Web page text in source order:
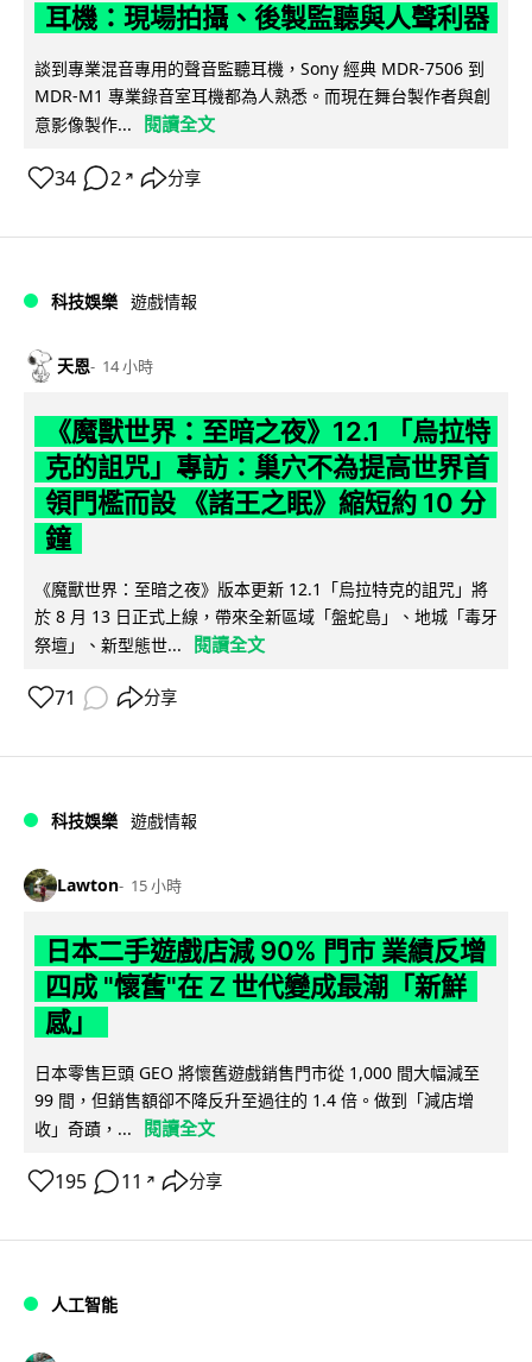
耳機：現場拍攝、後製監聽與人聲利器
談到專業混音專用的聲音監聽耳機，Sony 經典 MDR-7506 到
MDR-M1 專業錄音室耳機都為人熟悉。而現在舞台製作者與創
意影像製作...
閱讀全文
34 2 ↗ 分享
科技娛樂 遊戲情報
天恩 14 小時
《魔獸世界：至暗之夜》12.1 「烏拉特
克的詛咒」專訪：巢穴不為提高世界首
領門檻而設 《諸王之眠》縮短約 10 分
鐘
《魔獸世界：至暗之夜》版本更新 12.1「烏拉特克的詛咒」將
於 8 月 13 日正式上線，帶來全新區域「盤蛇島」、地城「毒牙
祭壇」、新型態世...
閱讀全文
71 分享
科技娛樂 遊戲情報
Lawton 15 小時
日本二手遊戲店減 90% 門市 業績反增
四成 "懷舊"在 Z 世代變成最潮「新鮮
感」
日本零售巨頭 GEO 將懷舊遊戲銷售門市從 1,000 間大幅減至
99 間，但銷售額卻不降反升至過往的 1.4 倍。做到「減店增
收」奇蹟，...
閱讀全文
195 11 ↗ 分享
人工智能